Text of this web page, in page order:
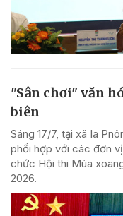
"Sân chơi" văn
biên
Sáng 17/7, tại xã Ia
phối hợp với các đơn
chức Hội thi Múa
2026.